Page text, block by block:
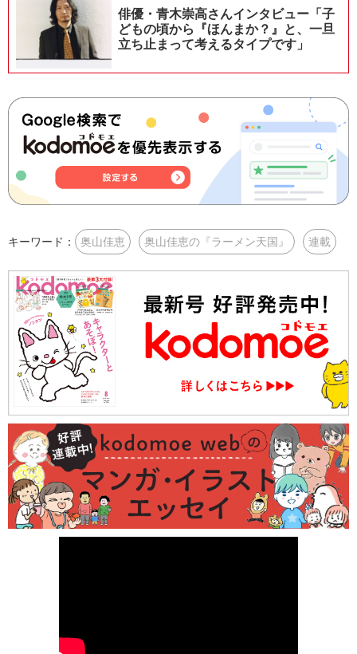
俳優・青木崇高さんインタビュー「子
どもの頃から『ほんまか？』と、一旦
立ち止まって考えるタイプです」
キーワード： 奥山佳恵 奥山佳恵の『ラーメン天国』 連載